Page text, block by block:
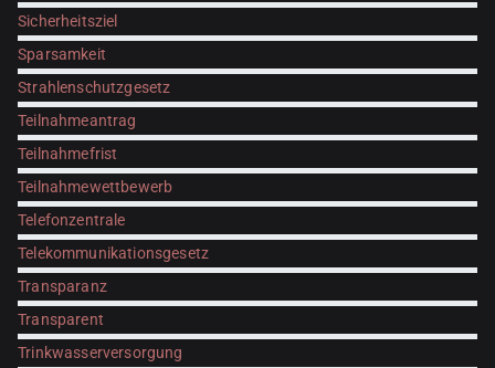
Sicherheitsziel
Sparsamkeit
Strahlenschutzgesetz
Teilnahmeantrag
Teilnahmefrist
Teilnahmewettbewerb
Telefonzentrale
Telekommunikationsgesetz
Transparanz
Transparent
Trinkwasserversorgung